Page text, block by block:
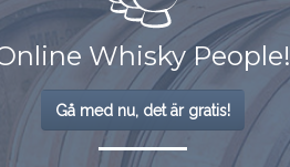
Whisky People!
Gå med nu, det är gratis!